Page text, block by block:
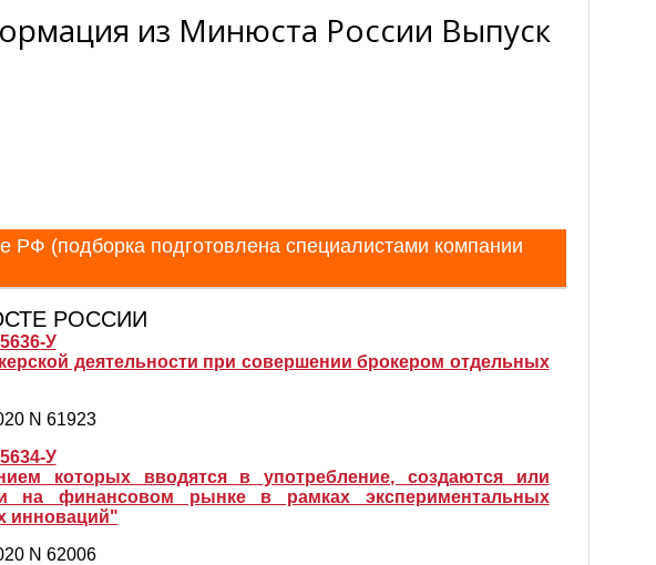
из Минюста России Выпуск
РФ (подборка подготовлена специалистами компании
РОССИИ
У
деятельности при совершении брокером отдельных
N 61923
У
которых вводятся в употребление, создаются или
на финансовом рынке в рамках экспериментальных
инноваций"
N 62006